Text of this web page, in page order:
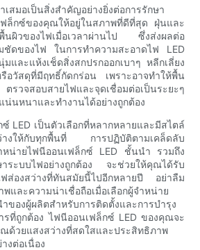
เสมอเป็นสิ่งสำคัญอย่างยิ่งต่อการรักษา
ล็กซ์ของคุณให้อยู่ในสภาพที่ดีที่สุด ฝุ่นและ
นผิวของไฟเมื่อเวลาผ่านไป ซึ่งส่งผลต่อ
ชัดของไฟ ในการทำความสะอาดไฟ LED
และแห้งเช็ดสิ่งสกปรกออกเบาๆ หลีกเลี่ยง
รือวัสดุที่มีฤทธิ์กัดกร่อน เพราะอาจทำให้พื้น
วจสอบสายไฟและจุดเชื่อมต่อเป็นระยะๆ
น่นหนาและทำงานได้อย่างถูกต้อง
LED เป็นตัวเลือกที่หลากหลายและมีสไตล์
ว่างให้กับทุกพื้นที่ การปฏิบัติตามเคล็ดลับ
หน่ายไฟนีออนเฟล็กซ์ LED ชั้นนำ รวมถึง
าระบบไฟอย่างถูกต้อง จะช่วยให้คุณได้รับ
ส่องสว่างที่ทันสมัยนี้ไปอีกหลายปี อย่าลืม
ละความน่าเชื่อถือเมื่อเลือกผู้จำหน่าย
ของผู้ผลิตสำหรับการติดตั้งและการบำรุง
รที่ถูกต้อง ไฟนีออนเฟล็กซ์ LED ของคุณจะ
ด้วยแสงสว่างที่สดใสและประสิทธิภาพ
งต่อเนื่อง